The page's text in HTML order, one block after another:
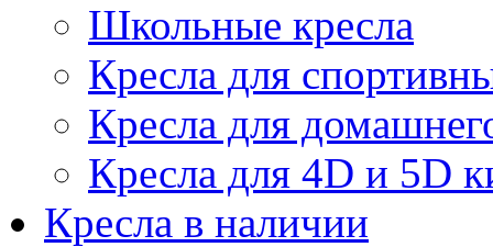
Школьные кресла
Кресла для
Кресла для
Кресла для 4D и 5D
Кресла в наличии